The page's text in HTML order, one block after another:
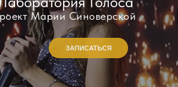
Марии Синоверской
ЗАПИСАТЬСЯ